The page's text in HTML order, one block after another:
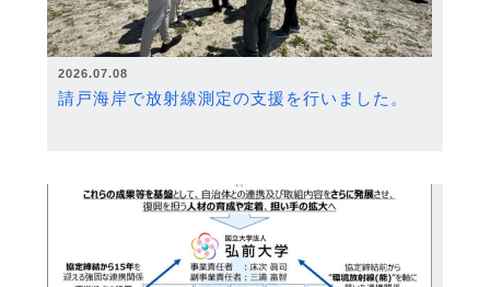
2026.07.08
請戸海岸で放射線測定の支援を行いました。